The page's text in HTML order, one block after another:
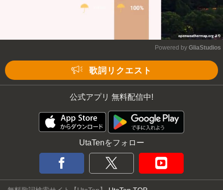
Powered by GliaStudios
歌詞リクエスト
公式アプリ 無料配信中!
UtaTenをフォロー